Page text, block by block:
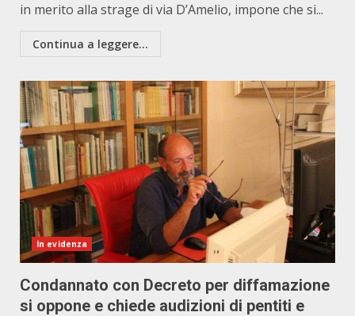
in merito alla strage di via D’Amelio, impone che si...
Continua a leggere...
In evidenza
Condannato con Decreto per diffamazione
si oppone e chiede audizioni di pentiti e